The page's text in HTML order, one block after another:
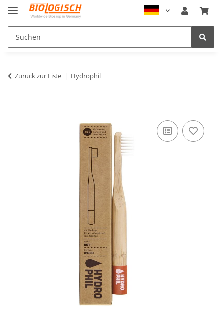
Zurück zur Liste Hydrophil